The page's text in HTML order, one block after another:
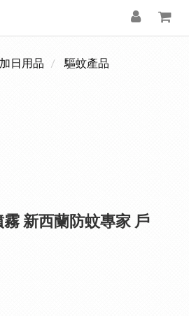
日用品 驅蚊產品
霧 新西蘭防蚊專家 戶